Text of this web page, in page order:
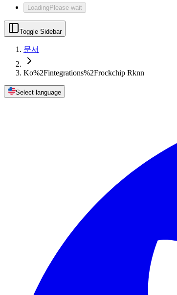
LoadingPlease wait
Toggle Sidebar
문서
Ko%2Fintegrations%2Frockchip Rknn
Select language